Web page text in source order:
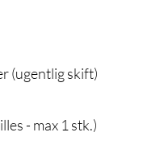
(ugentlig skift)
- max 1 stk.)